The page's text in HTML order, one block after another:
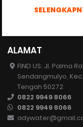
ALAMAT
FIND US: Jl. Palma
Sendangmulyo,
Tengah 50272
0822 9949 8066
0822 9949 8066